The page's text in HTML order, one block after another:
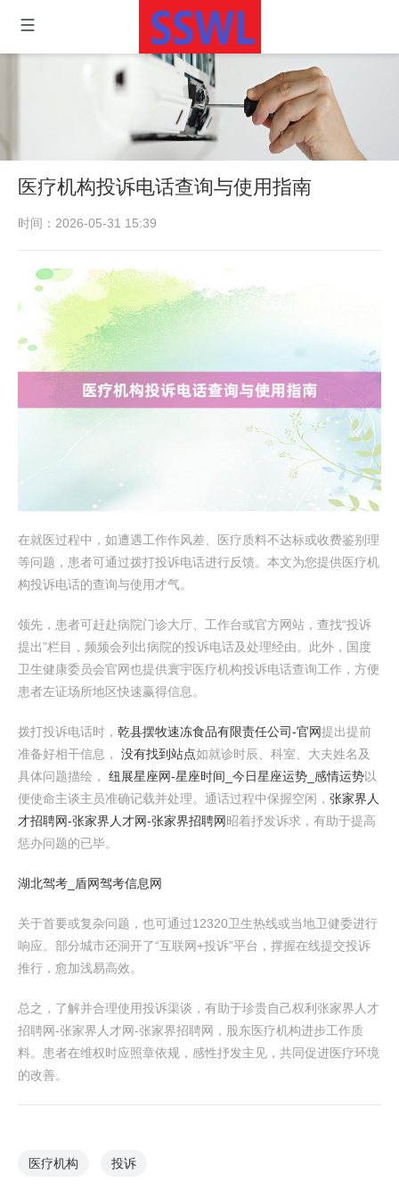
医疗机构投诉电话查询与使用指南
时间：2026-05-31 15:39
在就医过程中，如遭遇工作作风差、医疗质料不达标或收费鉴别理
等问题，患者可通过拨打投诉电话进行反馈。本文为您提供医疗机
构投诉电话的查询与使用才气。
领先，患者可赶赴病院门诊大厅、工作台或官方网站，查找“投诉
提出”栏目，频频会列出病院的投诉电话及处理经由。此外，国度
卫生健康委员会官网也提供寰宇医疗机构投诉电话查询工作，方便
患者左证场所地区快速赢得信息。
拨打投诉电话时， 乾县摆牧速冻食品有限责任公司-官网提出提前
准备好相干信息， 没有找到站点如就诊时辰、科室、大夫姓名及
具体问题描绘， 纽展星座网-星座时间_今日星座运势_感情运势以
便使命主谈主员准确记载并处理。通话过程中保握空闲， 张家界人
才招聘网-张家界人才网-张家界招聘网昭着抒发诉求，有助于提高
惩办问题的已毕。
湖北驾考_盾网驾考信息网
关于首要或复杂问题，也可通过12320卫生热线或当地卫健委进行
响应。部分城市还洞开了“互联网+投诉”平台，撑握在线提交投诉
推行，愈加浅易高效。
总之，了解并合理使用投诉渠谈，有助于珍贵自己权利张家界人才
招聘网-张家界人才网-张家界招聘网，股东医疗机构进步工作质
料。患者在维权时应照章依规，感性抒发主见，共同促进医疗环境
的改善。
医疗机构 投诉